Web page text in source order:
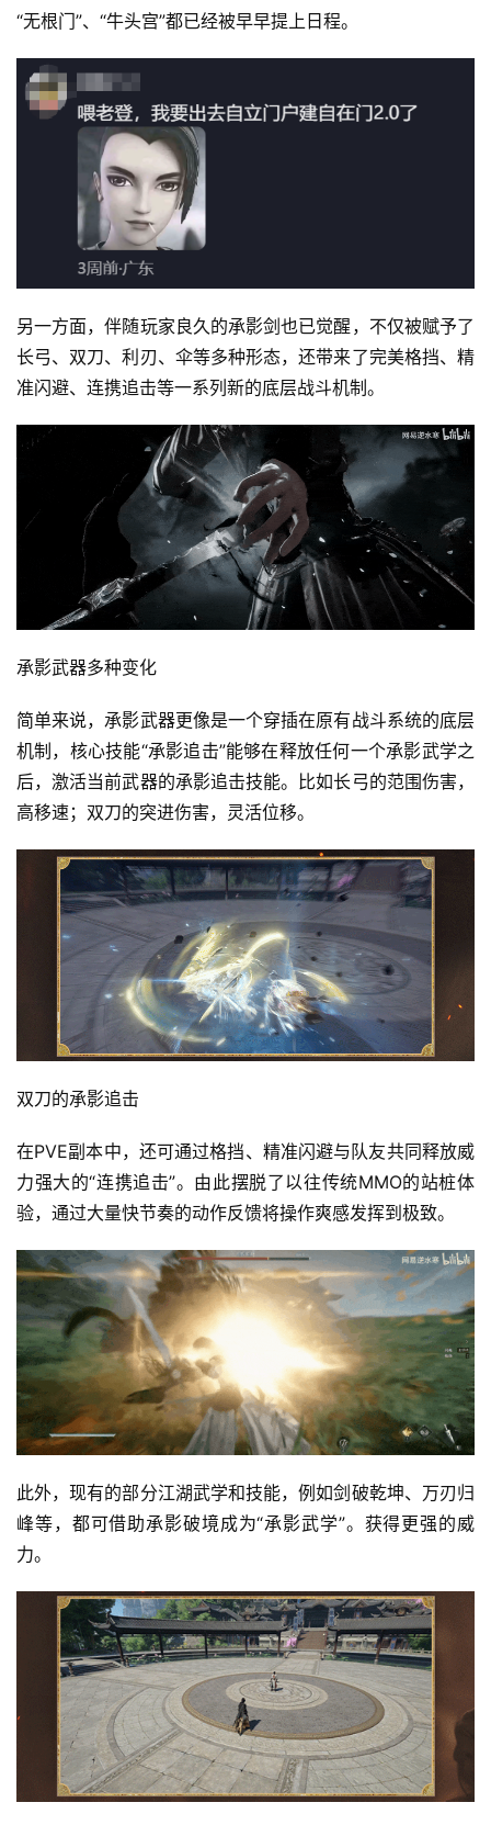
“无根门”、“牛头宫”都已经被早早提上日程。
另一方面，伴随玩家良久的承影剑也已觉醒，不仅被赋予了
长弓、双刀、利刃、伞等多种形态，还带来了完美格挡、精
准闪避、连携追击等一系列新的底层战斗机制。
承影武器多种变化
简单来说，承影武器更像是一个穿插在原有战斗系统的底层
机制，核心技能“承影追击”能够在释放任何一个承影武学之
后，激活当前武器的承影追击技能。比如长弓的范围伤害，
高移速；双刀的突进伤害，灵活位移。
双刀的承影追击
在PVE副本中，还可通过格挡、精准闪避与队友共同释放威
力强大的“连携追击”。由此摆脱了以往传统MMO的站桩体
验，通过大量快节奏的动作反馈将操作爽感发挥到极致。
此外，现有的部分江湖武学和技能，例如剑破乾坤、万刃归
峰等，都可借助承影破境成为“承影武学”。获得更强的威
力。